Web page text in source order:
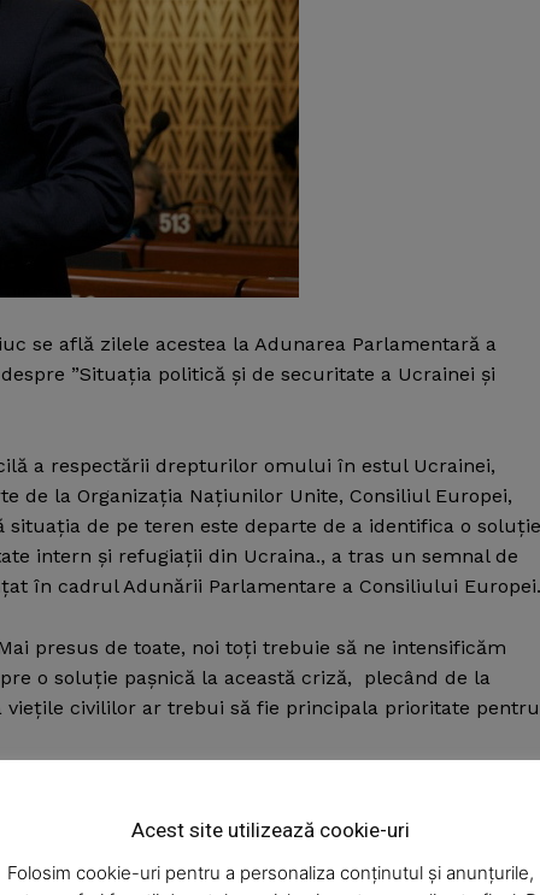
se află zilele acestea la Adunarea Parlamentară a
”Situaţia politică şi de securitate a Ucrainei şi
a respectării drepturilor omului în estul Ucrainei,
de la Organizaţia Naţiunilor Unite, Consiliul Europei,
situaţia de pe teren este departe de a identifica o soluţie
intern şi refugiaţii din Ucraina., a tras un semnal de
în cadrul Adunării Parlamentare a Consiliului Europei.
presus de toate, noi toţi trebuie să ne intensificăm
o soluţie paşnică la această criză, plecând de la
civililor ar trebui să fie principala prioritate pentru
cum este şi situaţia din Ucraina şi în special
Acest site utilizează cookie-uri
Folosim cookie-uri pentru a personaliza conținutul și anunțurile,